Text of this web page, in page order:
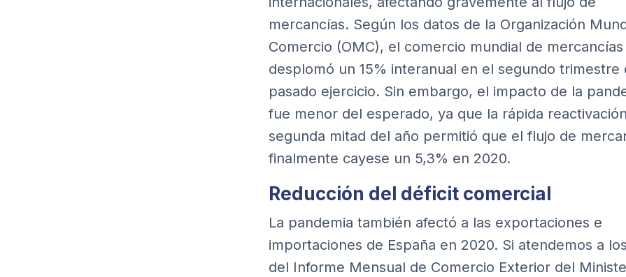
mercancías. Según los datos de la Organización
Comercio (OMC), el comercio mundial de mercancías
desplomó un 15% interanual en el segundo trimestre
pasado ejercicio. Sin embargo, el impacto de la
fue menor del esperado, ya que la rápida
segunda mitad del año permitió que el flujo de
finalmente cayese un 5,3% en 2020.
Reducción del déficit comercial
La pandemia también afectó a las exportaciones e
importaciones de España en 2020. Si atendemos a
del Informe Mensual de Comercio Exterior del